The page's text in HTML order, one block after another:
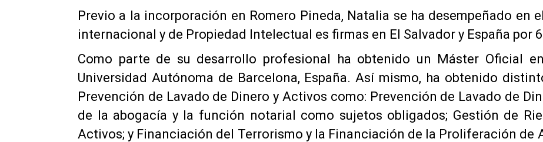
Previo a la incorporación en Romero Pineda, Natalia se ha desempeñado en
internacional y de Propiedad Intelectual es firmas en El Salvador y España por
Como parte de su desarrollo profesional ha obtenido un Máster Oficial
Universidad Autónoma de Barcelona, España. Así mismo, ha obtenido
Prevención de Lavado de Dinero y Activos como: Prevención de Lavado de
de la abogacía y la función notarial como sujetos obligados; Gestión de
Activos; y Financiación del Terrorismo y la Financiación de la Proliferación de